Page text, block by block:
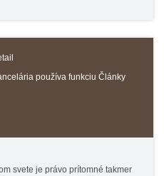
používa funkciu Články
svete je právo prítomné takmer